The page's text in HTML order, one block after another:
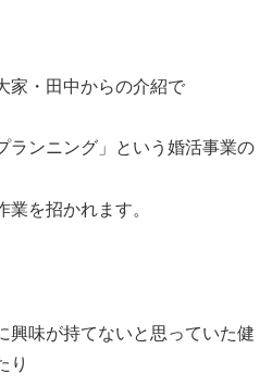
家・田中からの介紹で
ランニング」という婚活事業の
業を招かれます。
興味が持てないと思っていた健
り